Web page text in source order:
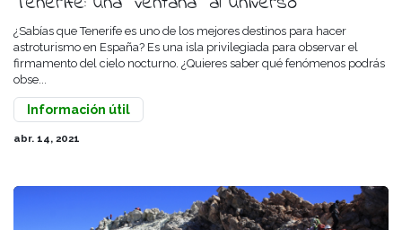
¿Sabías que Tenerife es uno de los mejores destinos para hacer
astroturismo en España? Es una isla privilegiada para observar el
firmamento del cielo nocturno. ¿Quieres saber qué fenómenos podrás
obse...
Información útil
abr. 14, 2021